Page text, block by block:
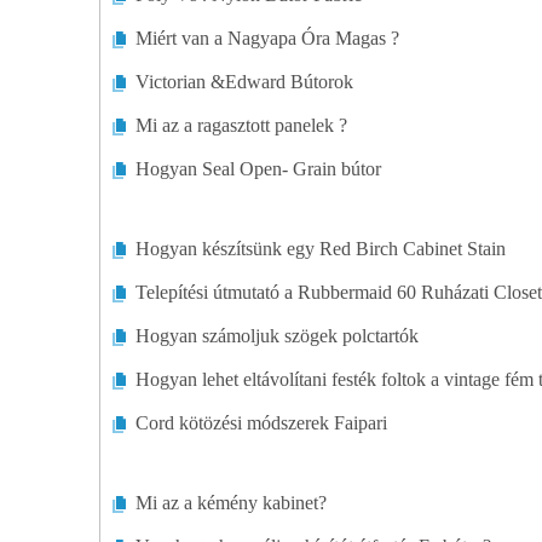
Miért van a Nagyapa Óra Magas ?
Victorian &Edward Bútorok
Mi az a ragasztott panelek ?
Hogyan Seal Open- Grain bútor
Hogyan készítsünk egy Red Birch Cabinet Stain
Telepítési útmutató a Rubbermaid 60 Ruházati Closet
Hogyan számoljuk szögek polctartók
Hogyan lehet eltávolítani festék foltok a vintage fém
Cord kötözési módszerek Faipari
Mi az a kémény kabinet?